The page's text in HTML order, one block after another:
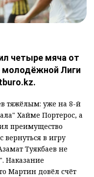
четыре мяча от
молодёжной Лиги
тяжёлым: уже на 8-й
Хайме Портерос, а
преимущество
в игру
Туякбаев не
Наказание
Мартин довёл счёт